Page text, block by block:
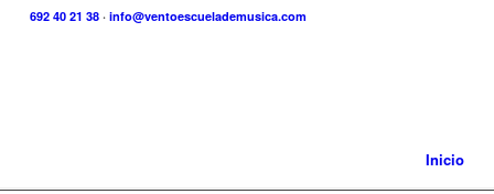
692 40 21 38· info@ventoescuelademusica.com
Inicio